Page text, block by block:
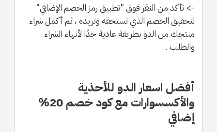
-> تأكد من النقر فوق "تطبيق رمز الخصم الإضافي"
لتحقيق الخصم الذي تستحقه وتريده ، ثم أكمل شراء
منتجك من الدو بطريقة عادية جدًا لأنهاء الشراء
والطلب .
أفضل اسعار الدو للأحذية
والأكسسوارات مع كود خصم 20%
إضافي